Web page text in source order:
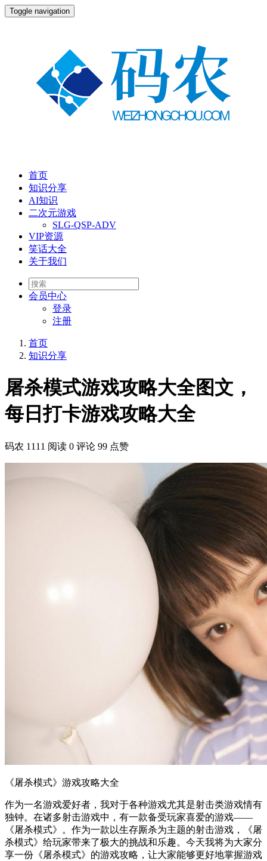
Toggle navigation
首页
知识分享
AI知识
二次元游戏
SLG-QSP-ADV
VIP资源
笑话大全
关于我们
会员中心
登录
注册
首页
知识分享
屠杀模式游戏攻略大全图文，
每日打卡游戏攻略大全
码农 1111 阅读 0 评论 99 点赞
《屠杀模式》游戏攻略大全
作为一名游戏爱好者，我对于各种游戏尤其是射击类游戏情有
独钟。在诸多射击游戏中，有一款备受玩家喜爱的游戏——
《屠杀模式》。作为一款以生存厮杀为主题的射击游戏，《屠
杀模式》给玩家带来了极大的挑战和乐趣。今天我将为大家分
享一份《屠杀模式》的游戏攻略，让大家能够更好地掌握游戏